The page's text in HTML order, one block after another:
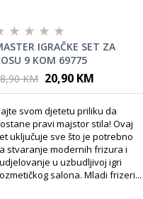
IGRAČKE SET ZA
9 KOM 69775
KM 20,90 KM
svom djetetu priliku da
pravi majstor stila! Ovaj
uključuje sve što je potrebno
stvaranje modernih frizura i
u uzbudljivoj igri
salona. Mladi frizeri...